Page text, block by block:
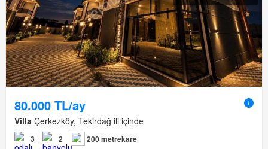
80.000 TL/ay
Villa Çerkezköy, Tekirdağ ili içinde
3 2 200 metrekare